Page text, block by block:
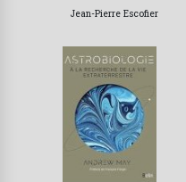
Jean-Pierre Escofier